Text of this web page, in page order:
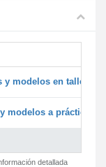
modelos en
modelos a prácticas
detallada